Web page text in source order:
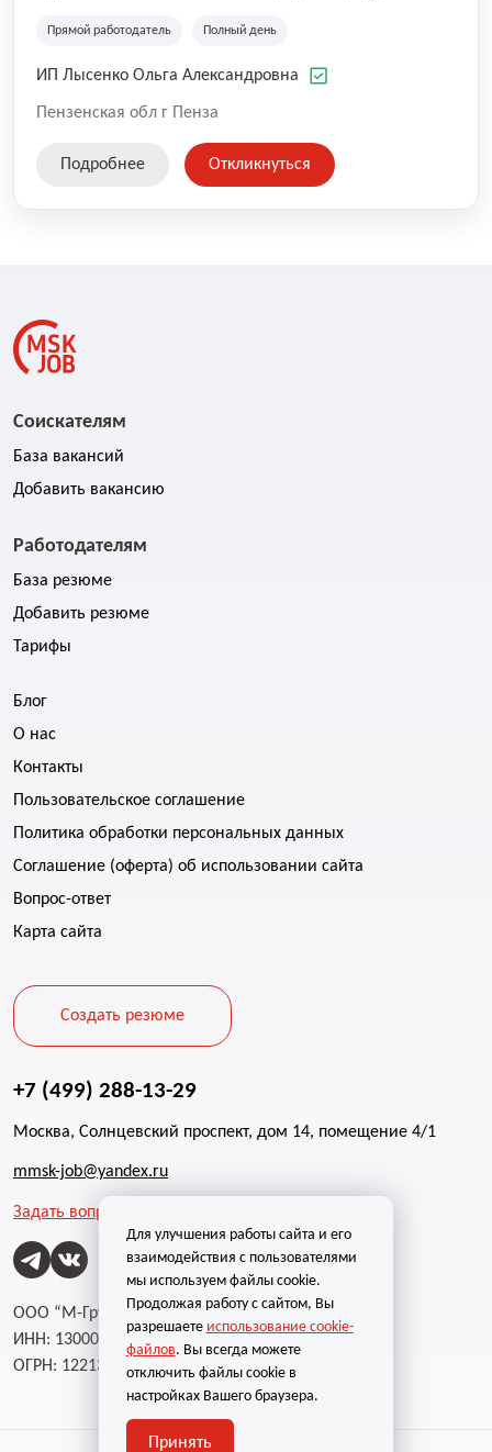
области в течении многих лет.
Прямой работодатель Полный день
ИП Лысенко Ольга Александровна
Пензенская обл г Пенза
Подробнее Откликнуться
Соискателям
База вакансий
Добавить вакансию
Работодателям
База резюме
Добавить резюме
Тарифы
Блог
О нас
Контакты
Пользовательское соглашение
Политика обработки персональных данных
Соглашение (оферта) об использовании сайта
Вопрос-ответ
Карта сайта
Создать резюме
+7 (499) 288-13-29
Москва, Солнцевский проспект, дом 14, помещение 4/1
mmsk-job@yandex.ru
Задать вопрос
ООО “М-Групп”
ИНН: 1300002787
ОГРН: 1221300004232
Для улучшения работы сайта и его
взаимодействия с пользователями
мы используем файлы cookie.
Продолжая работу с сайтом, Вы
разрешаете использование cookie-
файлов. Вы всегда можете
отключить файлы cookie в
настройках Вашего браузера.
Принять